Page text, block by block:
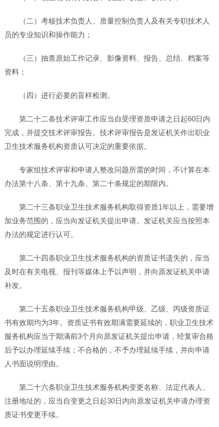
（二）考核技术负责人、质量控制负责人及有关专职技术人
员的专业知识和操作能力；
（三）抽查原始工作记录、影像资料、报告、总结、档案等
资料；
（四）进行必要的盲样检测。
第二十二条技术评审工作应当自受理资质申请之日起60日内
完成，并提交技术评审报告。技术评审报告是发证机关作出职业
卫生技术服务机构资质认可决定的重要依据。
专家组技术评审和申请人整改问题所需的时间，不计算在本
办法第十八条、第十九条、第二十条规定的期限内。
第二十三条职业卫生技术服务机构取得资质1年以上，需要增
加业务范围的，应当向发证机关提出申请。发证机关应当按照本
办法的规定进行认可。
第二十四条职业卫生技术服务机构的资质证书遗失的，应当
及时在有关电视、报刊等媒体上予以声明，并向原发证机关申请
补发。
第二十五条职业卫生技术服务机构甲级、乙级、丙级资质证
书有效期均为3年。资质证书有效期满需要延续的，职业卫生技术
服务机构应当于期满前3个月向原发证机关提出申请，经复审合格
后予以办理延续手续；不合格的，不予办理延续手续，并向申请
人书面说明理由。
第二十六条职业卫生技术服务机构变更名称、法定代表人、
注册地址的，应当自变更之日起30日内向原发证机关申请办理资
质证书变更手续。